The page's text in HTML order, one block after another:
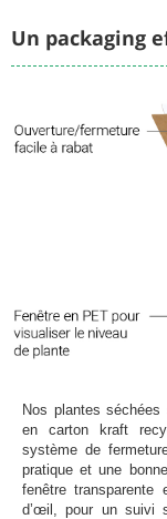
Un packaging
Nos plantes
en carton kraft
système de
pratique et une
fenêtre
d’œil, pour un suivi